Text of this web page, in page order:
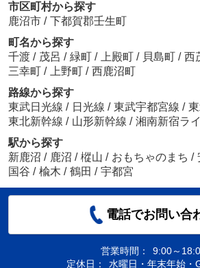
市区町村から探す
鹿沼市 / 下都賀郡壬生町
町名から探す
千渡 / 茂呂 / 緑町 / 上殿町 / 貝島町 / 西
三幸町 / 上野町 / 西鹿沼町
路線から探す
東武日光線 / 日光線 / 東武宇都宮線 /
東北新幹線 / 山形新幹線 / 湘南新宿ラ
駅から探す
新鹿沼 / 鹿沼 / 樅山 / おもちゃのまち /
国谷 / 楡木 / 鶴田 / 宇都宮
電話でお問い合
営業時間：
9:00～
定休日：
水曜日・年末年始・